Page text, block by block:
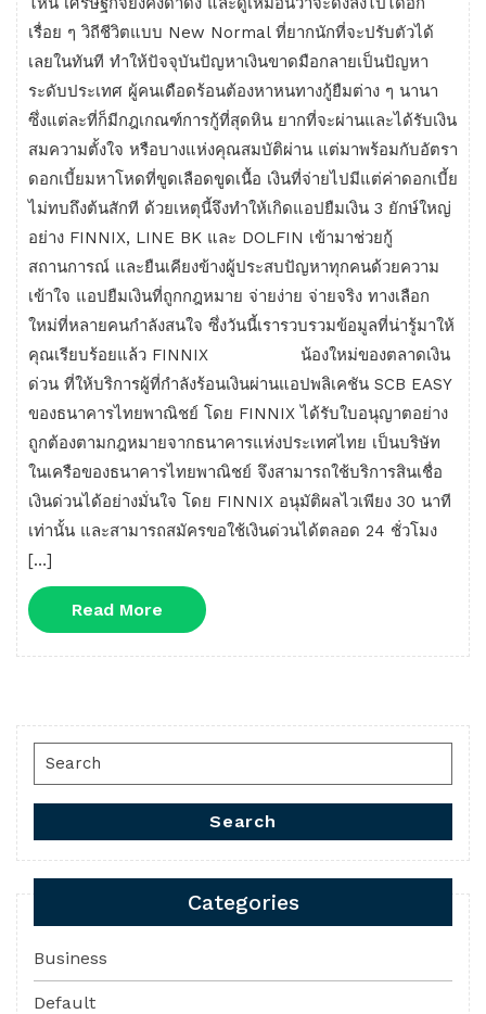
เรื่อย ๆ วิถีชีวิตแบบ New Normal ที่ยากนักที่จะปรับตัวได้
เลยในทันที ทำให้ปัจจุบันปัญหาเงินขาดมือกลายเป็นปัญหา
ระดับประเทศ ผู้คนเดือดร้อนต้องหาหนทางกู้ยืมต่าง ๆ นานา
ซึ่งแต่ละที่ก็มีกฎเกณฑ์การกู้ที่สุดหิน ยากที่จะผ่านและได้รับเงิน
สมความตั้งใจ หรือบางแห่งคุณสมบัติผ่าน แต่มาพร้อมกับอัตรา
ดอกเบี้ยมหาโหดที่ขูดเลือดขูดเนื้อ เงินที่จ่ายไปมีแต่ค่าดอกเบี้ย
ไม่ทบถึงต้นสักที ด้วยเหตุนี้จึงทำให้เกิดแอปยืมเงิน 3 ยักษ์ใหญ่
อย่าง FINNIX, LINE BK และ DOLFIN เข้ามาช่วยกู้
สถานการณ์ และยืนเคียงข้างผู้ประสบปัญหาทุกคนด้วยความ
เข้าใจ แอปยืมเงินที่ถูกกฎหมาย จ่ายง่าย จ่ายจริง ทางเลือก
ใหม่ที่หลายคนกำลังสนใจ ซึ่งวันนี้เรารวบรวมข้อมูลที่น่ารู้มาให้
คุณเรียบร้อยแล้ว FINNIX น้องใหม่ของตลาดเงิน
ด่วน ที่ให้บริการผู้ที่กำลังร้อนเงินผ่านแอปพลิเคชัน SCB EASY
ของธนาคารไทยพาณิชย์ โดย FINNIX ได้รับใบอนุญาตอย่าง
ถูกต้องตามกฎหมายจากธนาคารแห่งประเทศไทย เป็นบริษัท
ในเครือของธนาคารไทยพาณิชย์ จึงสามารถใช้บริการสินเชื่อ
เงินด่วนได้อย่างมั่นใจ โดย FINNIX อนุมัติผลไวเพียง 30 นาที
เท่านั้น และสามารถสมัครขอใช้เงินด่วนได้ตลอด 24 ชั่วโมง
[…]
Read More
More
Search
for:
Search
Categories
Business
Default